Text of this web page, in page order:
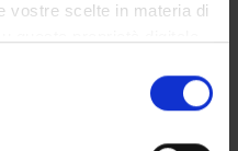
vostre scelte in materia di
consenso in qualsiasi
cookie o facendo clic
-Silvia Vernizzi
innovazione-globale-